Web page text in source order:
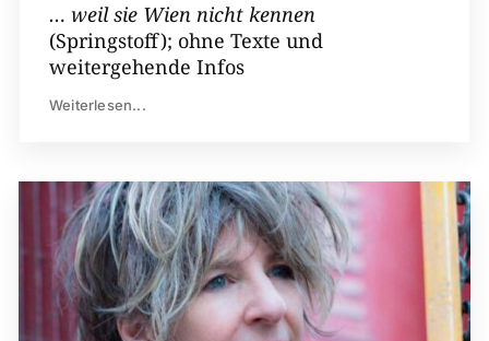
… weil sie Wien nicht kennen
(Springstoff); ohne Texte und
weitergehende Infos
Weiterlesen...